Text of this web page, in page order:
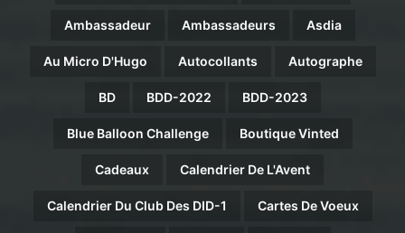
Ambassadeur Ambassadeurs Asdia
Au Micro D'Hugo Autocollants Autographe
BD BDD-2022 BDD-2023
Blue Balloon Challenge Boutique Vinted
Cadeaux Calendrier De L'Avent
Calendrier Du Club Des DID-1 Cartes De Voeux